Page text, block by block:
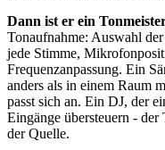
Dann ist er ein
Tonaufnahme: Auswahl
jede Stimme,
Frequenzanpassung. Ein
anders als in einem Raum
passt sich an. Ein DJ, der
Eingänge übersteuern -
der Quelle.